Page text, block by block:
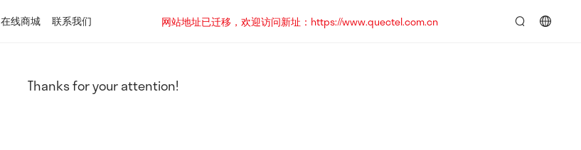
在线商城 联系我们
网站地址已迁移，欢迎访问新址：https://www.quectel.com.cn
Thanks for your attention!